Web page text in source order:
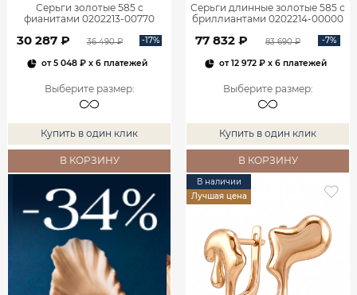
Серьги золотые 585 с
фианитами 0202213-00770
30 287 ₽ 36 490 ₽ -17%
от5 048 ₽x 6 платежей
Выберите размер:
Купить в один клик
В КОРЗИНУ
Серьги длинные золотые 585 с
бриллиантами 0202214-00000
77 832 ₽ 83 690 ₽ -7%
от12 972 ₽x 6 платежей
Выберите размер:
Купить в один клик
В КОРЗИНУ
В наличии
Лучшая цена